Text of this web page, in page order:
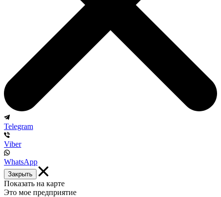
Telegram
Viber
WhatsApp
Закрыть
Показать на карте
Это мое предприятие